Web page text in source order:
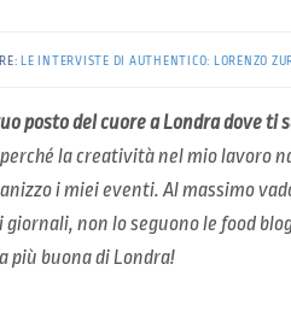
LE INTERVISTE DI AUTHENTICO: LORENZO
posto del cuore a Londra dove
la creatività nel mio lavoro
i miei eventi. Al massimo
giornali, non lo seguono le food
più buona di Londra!